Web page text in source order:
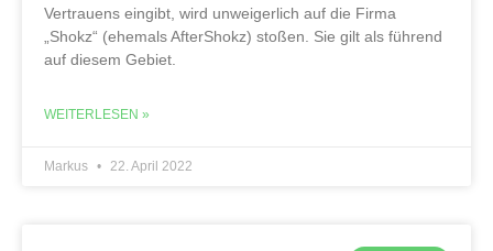
Vertrauens eingibt, wird unweigerlich auf die Firma
„Shokz“ (ehemals AfterShokz) stoßen. Sie gilt als führend
auf diesem Gebiet.
WEITERLESEN »
Markus 22. April 2022